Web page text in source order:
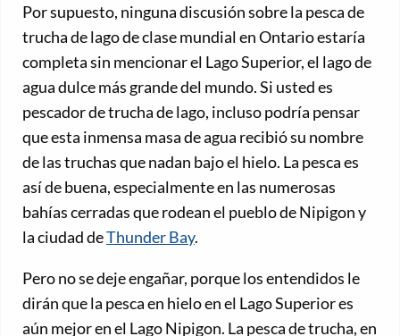
Por supuesto, ninguna discusión sobre la pesca de
trucha de lago de clase mundial en Ontario estaría
completa sin mencionar el Lago Superior, el lago de
agua dulce más grande del mundo. Si usted es
pescador de trucha de lago, incluso podría pensar
que esta inmensa masa de agua recibió su nombre
de las truchas que nadan bajo el hielo. La pesca es
así de buena, especialmente en las numerosas
bahías cerradas que rodean el pueblo de Nipigon y
la ciudad deThunder Bay.
Pero no se deje engañar, porque los entendidos le
dirán que la pesca en hielo en el Lago Superior es
aún mejor en el Lago Nipigon. La pesca de trucha, en